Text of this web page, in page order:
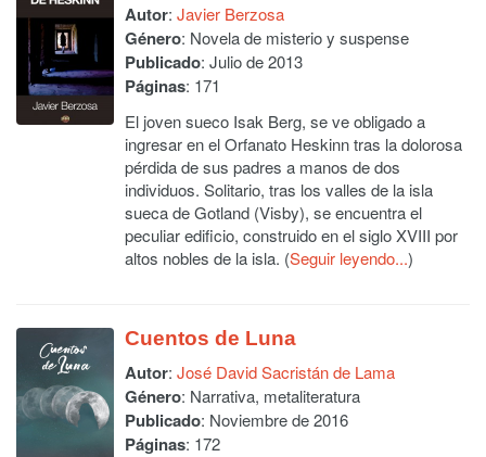
Autor: Javier Berzosa
Género: Novela de misterio y suspense
Publicado: Julio de 2013
Páginas: 171
El joven sueco Isak Berg, se ve obligado a
ingresar en el Orfanato Heskinn tras la dolorosa
pérdida de sus padres a manos de dos
individuos. Solitario, tras los valles de la isla
sueca de Gotland (Visby), se encuentra el
peculiar edificio, construido en el siglo XVIII por
altos nobles de la isla. (Seguir leyendo...)
Cuentos de Luna
Autor: José David Sacristán de Lama
Género: Narrativa, metaliteratura
Publicado: Noviembre de 2016
Páginas: 172